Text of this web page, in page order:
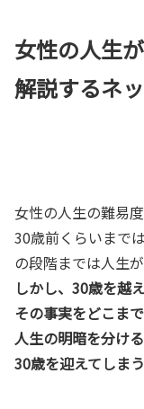
女性の人生
解説するネ
女性の人生の難易度
30歳前くらいまで
の段階までは人生が
しかし、30歳を越
その事実をどこま
人生の明暗を分ける
30歳を迎えてしま